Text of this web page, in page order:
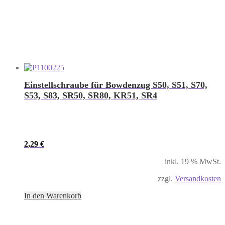
Einstellschraube für Bowdenzug S50, S51, S70,
S53, S83, SR50, SR80, KR51, SR4
2,29 €
inkl. 19 % MwSt.
zzgl. Versandkosten
In den Warenkorb